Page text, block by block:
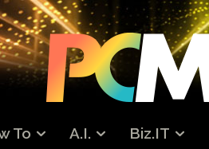
To A.I. Biz.IT